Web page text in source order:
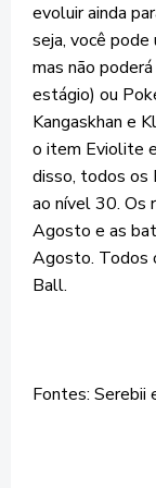
evoluir ainda
seja, você pode
mas não
estágio) ou
Kangaskhan e
o item Eviolite
disso, todos os
ao nível 30. Os
Agosto e as
Agosto. Todos
Ball.
Fontes: Serebii